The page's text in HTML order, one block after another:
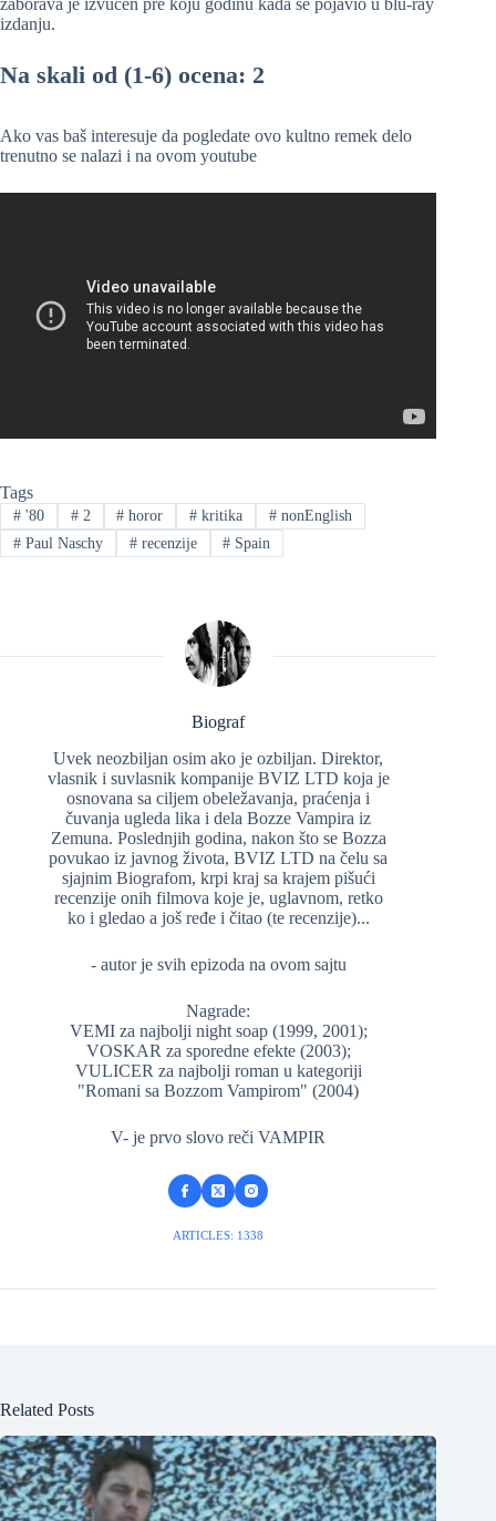
izdanju.
Na skali od (1-6) ocena: 2
Ako vas baš interesuje da pogledate ovo kultno remek delo
trenutno se nalazi i na ovom youtube
Tags
#'80 #2 # horor # kritika # nonEnglish
#Paul Naschy #recenzije # Spain
Biograf
Uvek neozbiljan osim ako je ozbiljan. Direktor,
vlasnik i suvlasnik kompanije BVIZ LTD koja je
osnovana sa ciljem obeležavanja, praćenja i
čuvanja ugleda lika i dela Bozze Vampira iz
Zemuna. Poslednjih godina, nakon što se Bozza
povukao iz javnog života, BVIZ LTD na čelu sa
sjajnim Biografom, krpi kraj sa krajem pišući
recenzije onih filmova koje je, uglavnom, retko
ko i gledao a još ređe i čitao (te recenzije)...
- autor je svih epizoda na ovom sajtu
Nagrade:
VEMI za najbolji night soap (1999, 2001);
VOSKAR za sporedne efekte (2003);
VULICER za najbolji roman u kategoriji
"Romani sa Bozzom Vampirom" (2004)
V- je prvo slovo reči VAMPIR
ARTICLES: 1338
Related Posts